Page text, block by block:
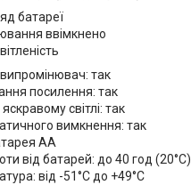
батареї
ввімкнено
так
посилення: так
світлі: так
вимкнення: так
АА
від батарей: до 40 год (20°C)
від -51°C до +49°C